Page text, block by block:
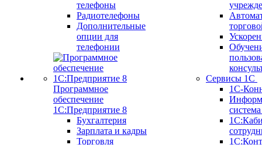
телефоны
Радиотелефоны
Дополнительные
опции для
телефонии
Программное
обеспечение
1С:Предприятие 8
Бухгалтерия
Зарплата и кадры
Торговля
Сервисы 1С
1С-